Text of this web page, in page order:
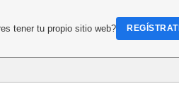
tener tu propio sitio web?